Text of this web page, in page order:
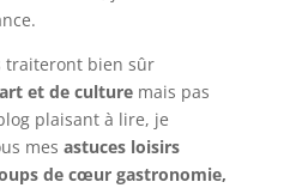
traiteront bien sûr
et de culturemais pas
plaisant à lire, je
mes astuces loisirs
de cœur gastronomie,